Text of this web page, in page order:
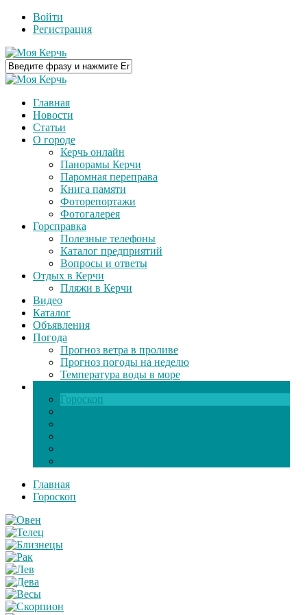
Войти
Регистрация
Главная
Новости
Статьи
О городе
Керчь онлайн
Панорамы Керчи
Паромная переправа
Книга памяти
Фоторепортажи
Фотогалерея
Горсправка
Полезные телефоны
Каталог предприятий
Вопросы и ответы
Отдых в Керчи
Пляжи в Керчи
Видео
Каталог
Объявления
Погода
Прогноз ветра в проливе
Прогноз погоды на неделю
Температура воды в море
Гороскоп
Главная
Гороскоп